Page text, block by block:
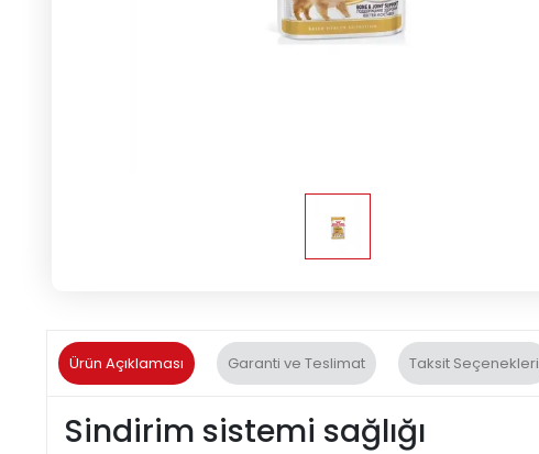
Ürün Açıklaması Garanti ve Teslimat Taksit Seçenekleri
Sindirim sistemi sağlığı